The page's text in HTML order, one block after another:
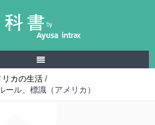
リカの生活 /
ル、標識（アメリカ）